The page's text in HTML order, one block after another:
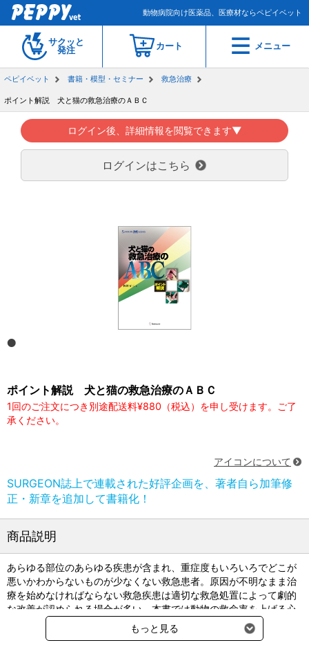
動物病院向け医薬品、医療材ならペピイベット
サクッと
発注
カート メニュー
ペピイベット 書籍・模型・セミナー 救急治療
ポイント解説 犬と猫の救急治療のＡＢＣ
ログイン後、詳細情報を閲覧できます▼
ログインはこちら
ポイント解説 犬と猫の救急治療のＡＢＣ
1回のご注文につき別途配送料¥880（税込）を申し受けます。ご了
承ください。
アイコンについて
SURGEON誌上で連載された好評企画を、著者自ら加筆修
正・新章を追加して書籍化！
商品説明
あらゆる部位のあらゆる疾患が含まれ、重症度もいろいろでどこが
悪いかわからないものが少なくない救急患者。原因が不明なまま治
療を始めなければならない救急疾患は適切な救急処置によって劇的
な改善が認められる場合が多い。本書では動物の救命率を上げる心
肺蘇生法から中毒・熱中症・消化管内異物など日常の診療で遭遇す
る救急疾患の治療に必要な知識や基本的な手技、さらには応用まで
もっと見る